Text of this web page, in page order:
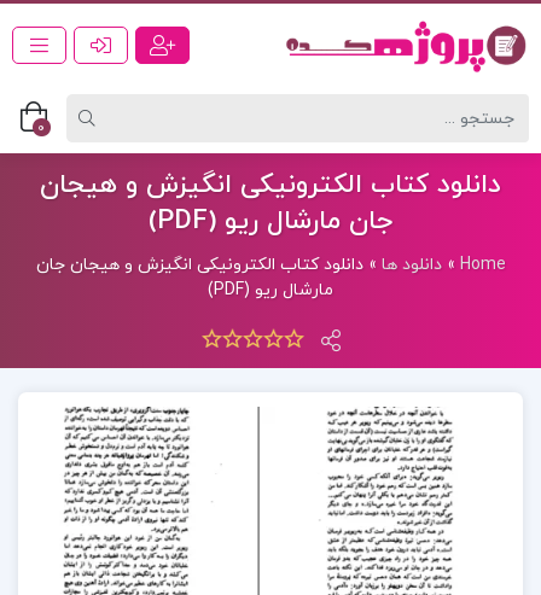
0
دانلود کتاب الکترونیکی انگیزش و هیجان
جان مارشال ریو (PDF)
Home
»دانلود ها »دانلود کتاب الکترونیکی انگیزش و هیجان جان
مارشال ریو (PDF)